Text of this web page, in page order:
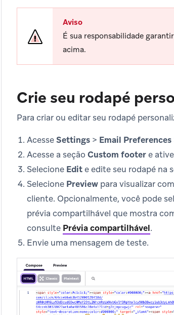
Aviso
É sua responsabilidade
acima.
Crie seu rodapé
Para criar ou editar seu rodapé
AcesseSettings > Email Preferences
Acesse a seção Custom footere
Selecione Edite edite seu rodapé na
Selecione Preview para visualizar
cliente. Opcionalmente, você pode
prévia compartilhável que mostra
consulte Prévia compartilhável.
Envie uma mensagem de teste.